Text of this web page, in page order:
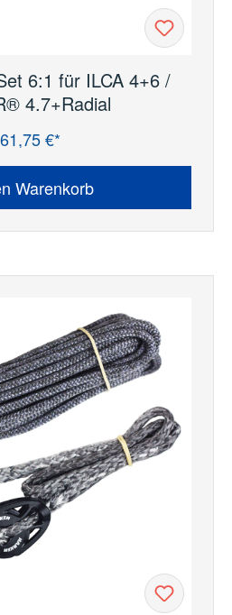
6:1 für ILCA 4+6 /
4.7+Radial
61,75 €*
Warenkorb